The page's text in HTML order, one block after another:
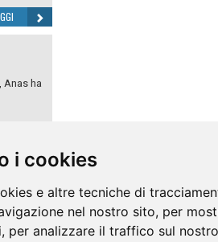
i cookies
e altre tecniche di
nel nostro sito, per
per analizzare il traffico sul
Anas ha